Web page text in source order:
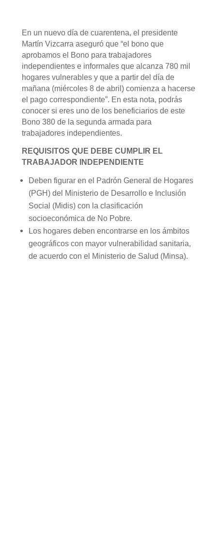
En un nuevo día de cuarentena, el presidente
Martín Vizcarra aseguró que “el bono que
aprobamos el Bono para trabajadores
independientes e informales que alcanza 780 mil
hogares vulnerables y que a partir del día de
mañana (miércoles 8 de abril) comienza a hacerse
el pago correspondiente”. En esta nota, podrás
conocer si eres uno de los beneficiarios de este
Bono 380 de la segunda armada para
trabajadores independientes.
REQUISITOS QUE DEBE CUMPLIR EL
TRABAJADOR INDEPENDIENTE
Deben figurar en el Padrón General de Hogares
(PGH) del Ministerio de Desarrollo e Inclusión
Social (Midis) con la clasificación
socioeconómica de No Pobre.
Los hogares deben encontrarse en los ámbitos
geográficos con mayor vulnerabilidad sanitaria,
de acuerdo con el Ministerio de Salud (Minsa).